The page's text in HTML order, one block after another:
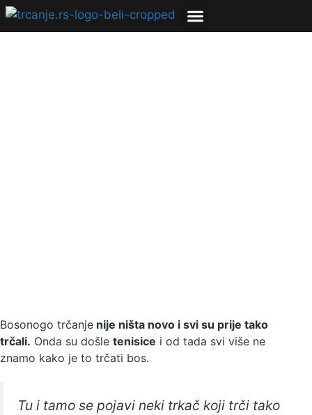
Bosonogo trčanje nije ništa novo i svi su prije tako
trčali. Onda su došle tenisice i od tada svi više ne
znamo kako je to trčati bos.
Tu i tamo se pojavi neki trkač koji trči tako